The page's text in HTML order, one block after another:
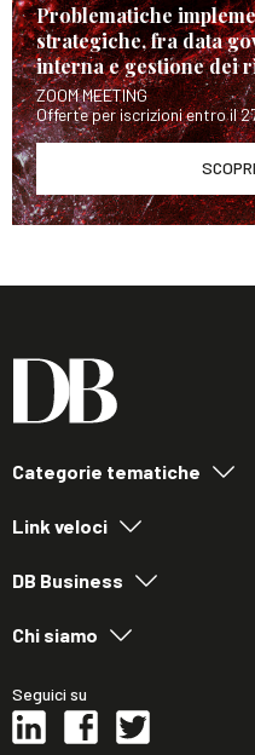
Problematiche
strategiche, fra data
interna e gestione dei
ZOOM MEETING
Offerte per iscrizioni entro il
Categorie tematiche
Link veloci
DB Business
Chi siamo
Seguici su